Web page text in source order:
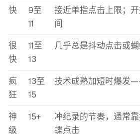
快
9至
11
接近单指点击上限；
间
很
快
11至
13
几乎总是抖动点击或
疯
狂
13至
15
技术成熟加短时爆发
神
级
15+
冲纪录的节奏，通常
蝶点击